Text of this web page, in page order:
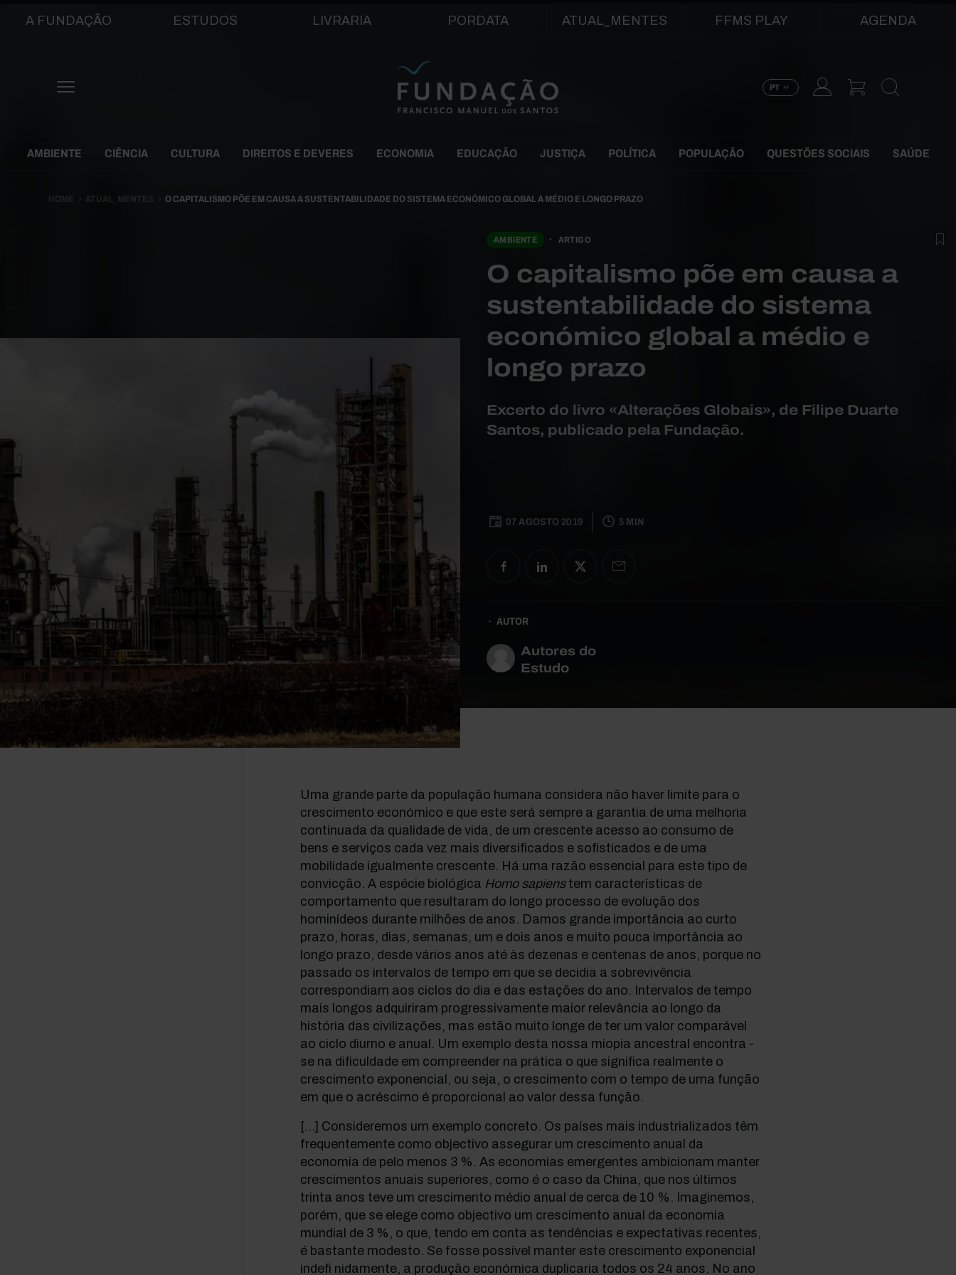
Main navigation
A FUNDAÇÃO ESTUDOS LIVRARIA PORDATA ATUAL_MENTES FFMS PLAY AGENDA
PT
Themes Menu
AMBIENTE CIÊNCIA CULTURA DIREITOS E DEVERES ECONOMIA EDUCAÇÃO JUSTIÇA POLÍTICA POPULAÇÃO QUESTÕES SOCIAIS SAÚDE
O CAPITALISMO PÕE EM CAUSA A SUSTENTABILIDADE DO SISTEMA ECONÓMICO GLOBAL A MÉDIO E LONGO PRAZO
AMBIENTE ARTIGO
O capitalismo põe em causa a
sustentabilidade do sistema
económico global a médio e
longo prazo
Excerto do livro «Alterações Globais», de Filipe Duarte
Santos, publicado pela Fundação.
07 AGOSTO 2019 5 MIN
AUTOR
Autores do
Estudo
Uma grande parte da população humana considera não haver limite para o
crescimento económico e que este será sempre a garantia de uma melhoria
continuada da qualidade de vida, de um crescente acesso ao consumo de
bens e serviços cada vez mais diversificados e sofisticados e de uma
mobilidade igualmente crescente. Há uma razão essencial para este tipo de
convicção. A espécie biológica Homo sapiens tem características de
comportamento que resultaram do longo processo de evolução dos
hominídeos durante milhões de anos. Damos grande importância ao curto
prazo, horas, dias, semanas, um e dois anos e muito pouca importância ao
longo prazo, desde vários anos até às dezenas e centenas de anos, porque no
passado os intervalos de tempo em que se decidia a sobrevivência
correspondiam aos ciclos do dia e das estações do ano. Intervalos de tempo
mais longos adquiriram progressivamente maior relevância ao longo da
história das civilizações, mas estão muito longe de ter um valor comparável
ao ciclo diurno e anual. Um exemplo desta nossa miopia ancestral encontra -
se na dificuldade em compreender na prática o que significa realmente o
crescimento exponencial, ou seja, o crescimento com o tempo de uma função
em que o acréscimo é proporcional ao valor dessa função.
[…] Consideremos um exemplo concreto. Os países mais industrializados têm
frequentemente como objectivo assegurar um crescimento anual da
economia de pelo menos 3 %. As economias emergentes ambicionam manter
crescimentos anuais superiores, como é o caso da China, que nos últimos
trinta anos teve um crescimento médio anual de cerca de 10 %. Imaginemos,
porém, que se elege como objectivo um crescimento anual da economia
mundial de 3 %, o que, tendo em conta as tendências e expectativas recentes,
é bastante modesto. Se fosse possível manter este crescimento exponencial
indefi nidamente, a produção económica duplicaria todos os 24 anos. No ano